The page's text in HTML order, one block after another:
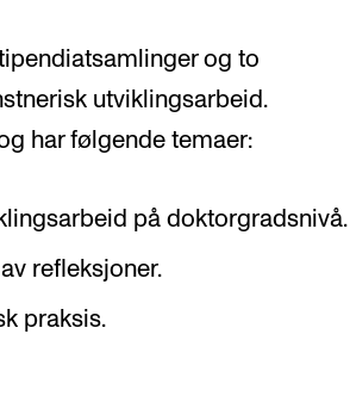
og to
utviklingsarbeid.
har følgende temaer:
på doktorgradsnivå.
refleksjoner.
praksis.